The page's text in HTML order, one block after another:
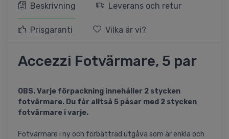
Beskrivning Leverans och retur
Prisgaranti Vilka är vi?
Accezzi Fotvärmare, 5 par
OBS. Varje förpackning innehåller 2 stycken
fotvärmare. Du får alltså 5 påsar med 2 stycken
fotvärmare i varje.
Fotvärmare i ny och förbättrad utgåva som är enkla och